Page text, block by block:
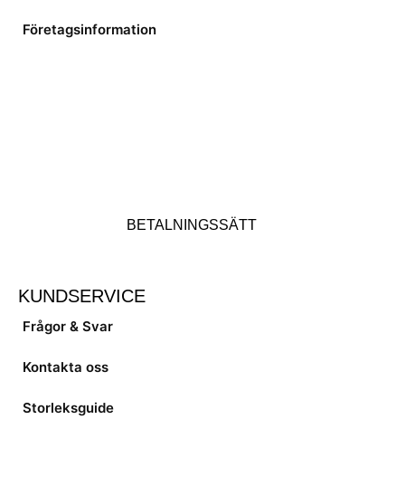
Företagsinformation
BETALNINGSSÄTT
KUNDSERVICE
Frågor & Svar
Kontakta oss
Storleksguide